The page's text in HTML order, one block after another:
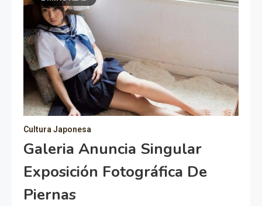
Cultura Japonesa
Galeria Anuncia Singular
Exposición Fotográfica De
Piernas